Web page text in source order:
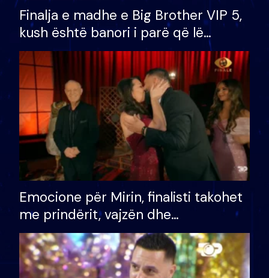
Finalja e madhe e Big Brother VIP 5,
kush është banori i parë që lë
shtëpinë dhe humb mundësinë për
të fituar çmimin e madh
Emocione për Mirin, finalisti takohet
me prindërit, vajzën dhe
bashkëshorten: S’kemi ndonjë letër
divorci apo jo?